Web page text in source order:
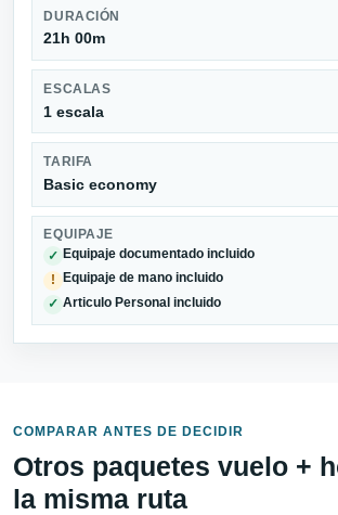
DURACIÓN
21h 00m
ESCALAS
1 escala
TARIFA
Basic economy
EQUIPAJE
✓ Equipaje documentado incluido
! Equipaje de mano incluido
✓ Articulo Personal incluido
COMPARAR ANTES DE DECIDIR
Otros paquetes vuelo +
la misma ruta